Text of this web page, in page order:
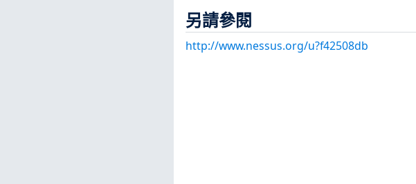
另請參閱
http://www.nessus.org/u?f42508db